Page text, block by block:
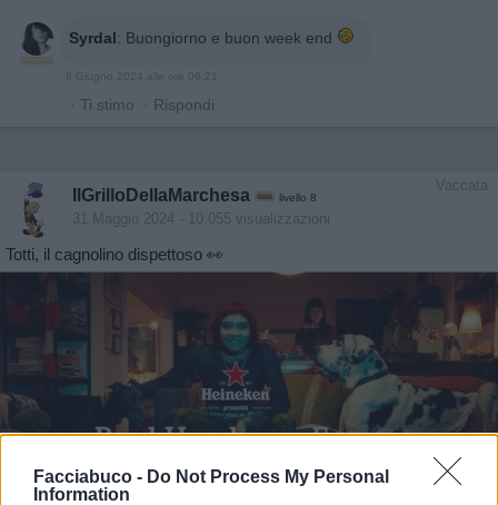
Facciabuco - Do Not Process My Personal
Information
Syrdal: Buongiorno e buon week end
8 Giugno 2024 alle ore 06:21
· Ti stimo · Rispondi
Vaccata
IlGrilloDellaMarchesa livello 8
31 Maggio 2024 - 10.055 visualizzazioni
Totti, il cagnolino dispettoso 👀